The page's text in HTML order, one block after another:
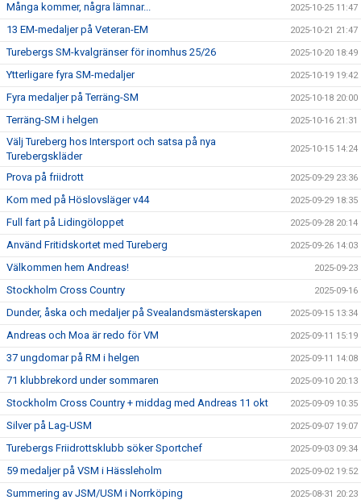
Många kommer, några lämnar... 2025-10-25 11:47
13 EM-medaljer på Veteran-EM 2025-10-21 21:47
Turebergs SM-kvalgränser för inomhus 25/26 2025-10-20 18:49
Ytterligare fyra SM-medaljer 2025-10-19 19:42
Fyra medaljer på Terräng-SM 2025-10-18 20:00
Terräng-SM i helgen 2025-10-16 21:31
Välj Tureberg hos Intersport och satsa på nya
Turebergskläder
2025-10-15 14:24
Prova på friidrott 2025-09-29 23:36
Kom med på Höslovsläger v44 2025-09-29 18:35
Full fart på Lidingöloppet 2025-09-28 20:14
Använd Fritidskortet med Tureberg 2025-09-26 14:03
Välkommen hem Andreas! 2025-09-23
Stockholm Cross Country 2025-09-16
Dunder, åska och medaljer på Svealandsmästerskapen 2025-09-15 13:34
Andreas och Moa är redo för VM 2025-09-11 15:19
37 ungdomar på RM i helgen 2025-09-11 14:08
71 klubbrekord under sommaren 2025-09-10 20:13
Stockholm Cross Country + middag med Andreas 11 okt 2025-09-09 10:35
Silver på Lag-USM 2025-09-07 19:07
Turebergs Friidrottsklubb söker Sportchef 2025-09-03 09:34
59 medaljer på VSM i Hässleholm 2025-09-02 19:52
Summering av JSM/USM i Norrköping 2025-08-31 20:23